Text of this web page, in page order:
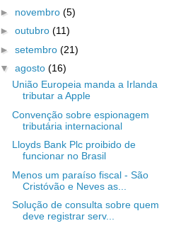
► novembro (5)
► outubro (11)
► setembro (21)
▼ agosto (16)
União Europeia manda a Irlanda
tributar a Apple
Convenção sobre espionagem
tributária internacional
Lloyds Bank Plc proibido de
funcionar no Brasil
Menos um paraíso fiscal - São
Cristóvão e Neves as...
Solução de consulta sobre quem
deve registrar serv...